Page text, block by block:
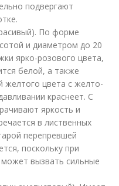
подвергают
По форме
и диаметром до 20
ярко-розового цвета,
белой, а также
желтого цвета с желто-
краснеет. С
яркость и
в лиственных
перепревшей
поскольку при
вызвать сильные